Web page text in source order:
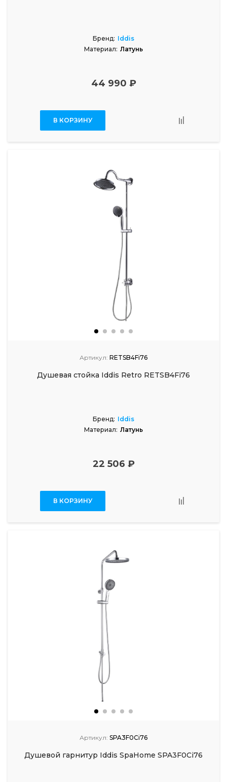
Бренд: Iddis
Материал: Латунь
44 990 ₽
В КОРЗИНУ
Артикул: RETSB4Fi76
Душевая стойка Iddis Retro RETSB4Fi76
Бренд: Iddis
Материал: Латунь
22 506 ₽
В КОРЗИНУ
Артикул: SPA3F0Ci76
Душевой гарнитур Iddis SpaHome SPA3F0Ci76